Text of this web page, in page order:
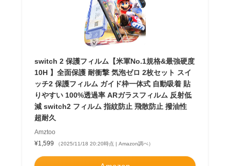
switch 2 保護フィルム【米軍No.1規格&最強硬度
10H 】全面保護 耐衝撃 気泡ゼロ 2枚セット スイ
ッチ2 保護フィルム ガイド枠一体式 自動吸着 貼
りやすい 100%透過率 ARガラスフィルム 反射低
減 switch2 フィルム 指紋防止 飛散防止 撥油性
超耐久
Amztoo
¥1,599
（2025/11/18 20:20時点 | Amazon調べ）